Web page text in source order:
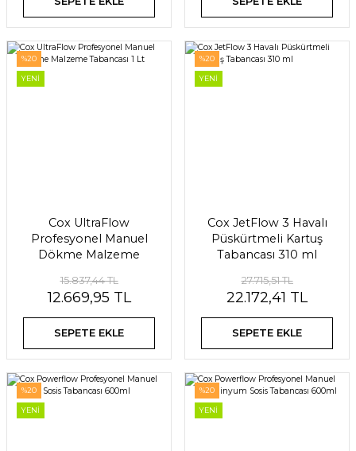
%20
YENİ
Cox UltraFlow
Profesyonel Manuel
Dökme Malzeme
15.837,44 TL
12.669,95 TL
SEPETE EKLE
%20
YENİ
Cox JetFlow 3 Havalı
Püskürtmeli Kartuş
Tabancası 310 ml
27.715,51 TL
22.172,41 TL
SEPETE EKLE
%20
YENİ
%20
YENİ